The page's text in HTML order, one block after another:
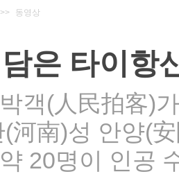
>> 동영상
은 타이항
객(人民拍客)
河南)성 안양(
20명이 인공